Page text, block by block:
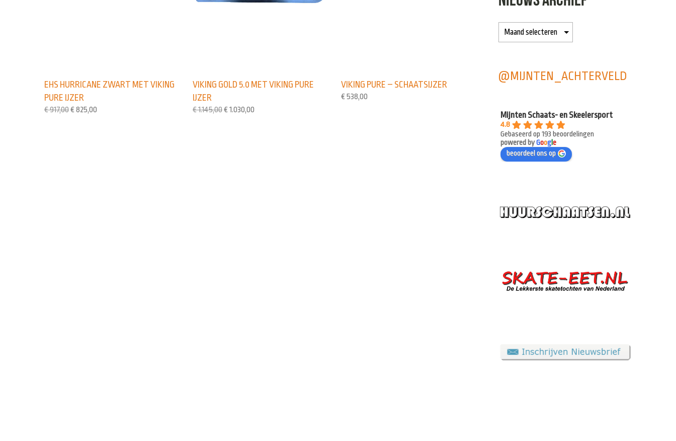
EHS HURRICANE ZWART MET VIKING
PURE IJZER
€917,00€ 825,00
VIKING GOLD 5.0 MET VIKING PURE
IJZER
€1.145,00€ 1.030,00
VIKING PURE – SCHAATSIJZER
€ 538,00
@MIJNTEN_ACHTERVELD
Mijnten Schaats- en Skeelersport
4.8
Gebaseerd op 193 beoordelingen
powered byGoogle
beoordeel ons op